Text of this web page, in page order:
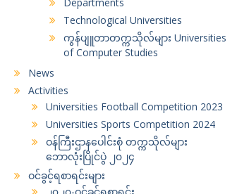
Departments
Technological Universities
ကွန်ပျူတာတက္ကသိုလ်များ Universities
of Computer Studies
News
Activities
Universities Football Competition 2023
Universities Sports Competition 2024
ဝန်ကြီးဌာနပေါင်းစုံ တက္ကသိုလ်များ
ဘောလုံးပြိုင်ပွဲ ၂၀၂၄
ဝင်ခွင့်ရစာရင်းများ